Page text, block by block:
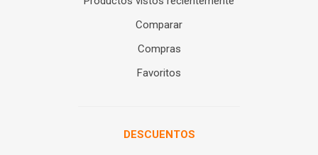
Comparar
Compras
Favoritos
DESCUENTOS